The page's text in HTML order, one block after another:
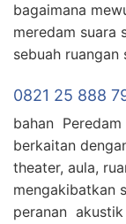
bagaimana
meredam suara
sebuah
0821 25 888
bahan Peredam
berkaitan
theater, aula,
mengakibatkan
peranan